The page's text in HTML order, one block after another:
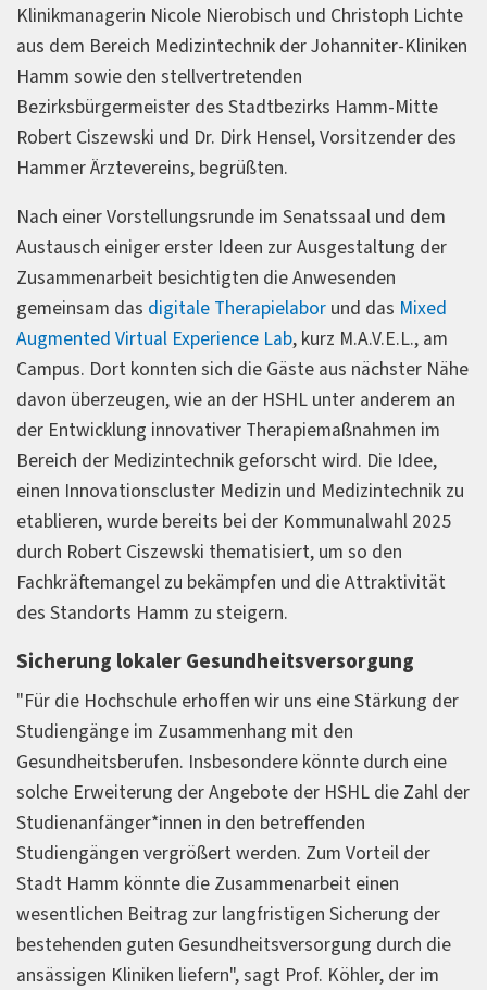
Klinikmanagerin Nicole Nierobisch und Christoph Lichte
aus dem Bereich Medizintechnik der Johanniter-Kliniken
Hamm sowie den stellvertretenden
Bezirksbürgermeister des Stadtbezirks Hamm-Mitte
Robert Ciszewski und Dr. Dirk Hensel, Vorsitzender des
Hammer Ärztevereins, begrüßten.
Nach einer Vorstellungsrunde im Senatssaal und dem
Austausch einiger erster Ideen zur Ausgestaltung der
Zusammenarbeit besichtigten die Anwesenden
gemeinsam das digitale Therapielabor und das Mixed
Augmented Virtual Experience Lab, kurz M.A.V.E.L., am
Campus. Dort konnten sich die Gäste aus nächster Nähe
davon überzeugen, wie an der HSHL unter anderem an
der Entwicklung innovativer Therapiemaßnahmen im
Bereich der Medizintechnik geforscht wird. Die Idee,
einen Innovationscluster Medizin und Medizintechnik zu
etablieren, wurde bereits bei der Kommunalwahl 2025
durch Robert Ciszewski thematisiert, um so den
Fachkräftemangel zu bekämpfen und die Attraktivität
des Standorts Hamm zu steigern.
Sicherung lokaler Gesundheitsversorgung
"Für die Hochschule erhoffen wir uns eine Stärkung der
Studiengänge im Zusammenhang mit den
Gesundheitsberufen. Insbesondere könnte durch eine
solche Erweiterung der Angebote der HSHL die Zahl der
Studienanfänger*innen in den betreffenden
Studiengängen vergrößert werden. Zum Vorteil der
Stadt Hamm könnte die Zusammenarbeit einen
wesentlichen Beitrag zur langfristigen Sicherung der
bestehenden guten Gesundheitsversorgung durch die
ansässigen Kliniken liefern", sagt Prof. Köhler, der im